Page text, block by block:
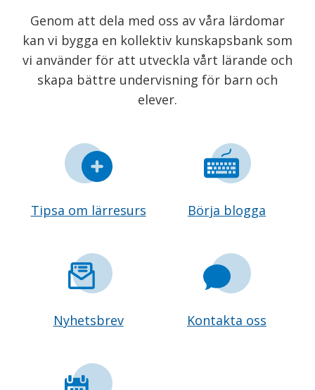
Genom att dela med oss av våra lärdomar
kan vi bygga en kollektiv kunskapsbank som
vi använder för att utveckla vårt lärande och
skapa bättre undervisning för barn och
elever.
Tipsa om lärresurs Börja blogga
Nyhetsbrev Kontakta oss